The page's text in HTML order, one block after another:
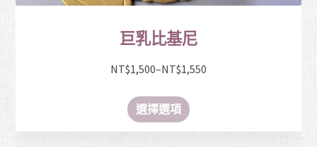
巨乳比基尼
NT$1,500–NT$1,550
選擇選項